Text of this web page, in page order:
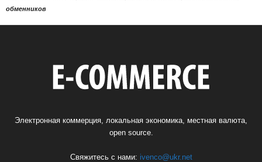
обменников
Электронная коммерция, локальная экономика, местная валюта,
open source.
Свяжитесь с нами: ivenco@ukr.net